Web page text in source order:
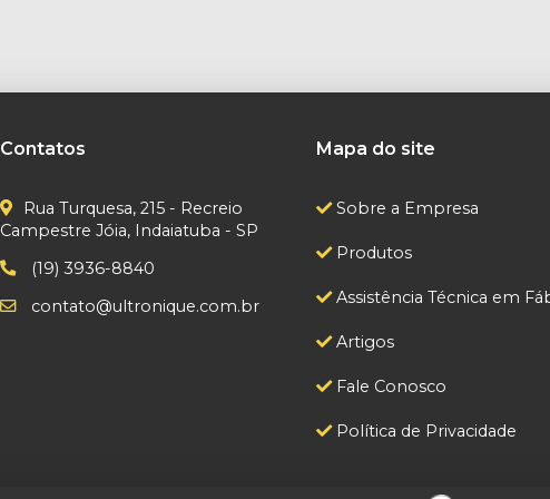
Contatos
Rua Turquesa, 215 - Recreio
Campestre Jóia, Indaiatuba - SP
(19) 3936-8840
contato@ultronique.com.br
Mapa do site
Sobre a Empresa
Produtos
Assistência Técnica em
Artigos
Fale Conosco
Política de Privacidade